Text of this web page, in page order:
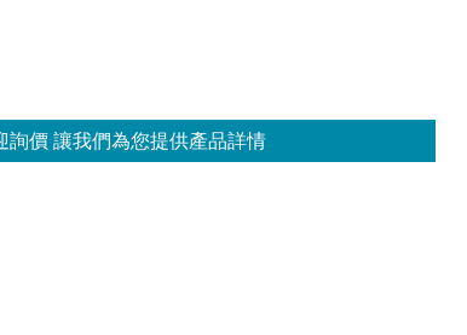
詢價 讓我們為您提供產品詳情